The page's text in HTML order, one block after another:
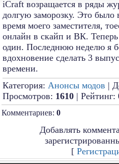
iCraft возращается в ряды
долгую заморозку. Это было
время моего заместителя,
онлайн в скайп и ВК.
один. Последнюю неделю я
вдохновение сделать 3
времени.
Категория: Анонсы модов |
Просмотров: 1610 | Рейтинг:
Комментариев: 0
Добавлять
[